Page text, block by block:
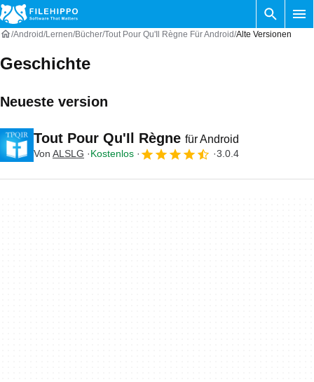
Android Lernen Bücher Tout Pour Qu'Il Règne Für Android Alte Versionen
Geschichte
Neueste version
Tout Pour Qu'Il Règne für Android
Von ALSLG Kostenlos 3.0.4